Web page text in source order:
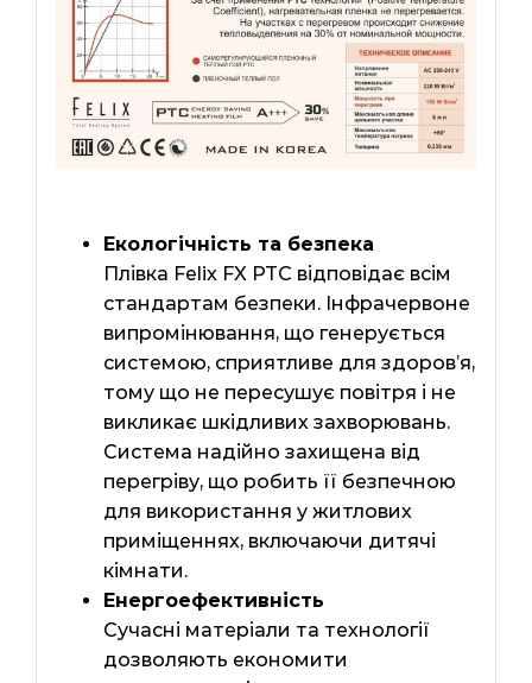
Екологічність та безпека
Плівка Felix FX PTC відповідає всім
стандартам безпеки. Інфрачервоне
випромінювання, що генерується
системою, сприятливе для здоров’я,
тому що не пересушує повітря і не
викликає шкідливих захворювань.
Система надійно захищена від
перегріву, що робить її безпечною
для використання у житлових
приміщеннях, включаючи дитячі
кімнати.
Енергоефективність
Сучасні матеріали та технології
дозволяють економити